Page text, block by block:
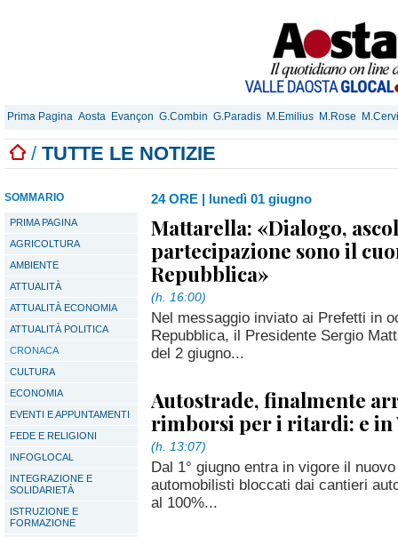
Prima Pagina Aosta Evançon G.Combin G.Paradis M.Emilius M.Rose
/ TUTTE LE NOTIZIE
SOMMARIO
PRIMA PAGINA
AGRICOLTURA
AMBIENTE
ATTUALITÀ
ATTUALITÀ ECONOMIA
ATTUALITÀ POLITICA
CRONACA
CULTURA
ECONOMIA
EVENTI E APPUNTAMENTI
FEDE E RELIGIONI
INFOGLOCAL
INTEGRAZIONE E
SOLIDARIETÀ
ISTRUZIONE E
FORMAZIONE
24 ORE | lunedì 01 giugno
Mattarella: «Dialogo,
partecipazione sono il
Repubblica»
(h. 16:00)
Nel messaggio inviato ai Prefetti in
Repubblica, il Presidente Sergio
del 2 giugno...
Autostrade, finalmente
rimborsi per i ritardi: e in
(h. 13:07)
Dal 1° giugno entra in vigore il
automobilisti bloccati dai cantieri
al 100%...